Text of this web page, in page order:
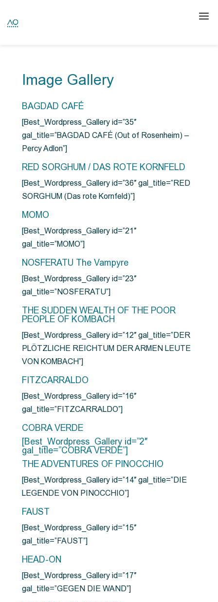
Image Gallery
BAGDAD CAFÉ
[Best_Wordpress_Gallery id=”35″
gal_title=”BAGDAD CAFÉ (Out of Rosenheim) –
Percy Adlon”]
RED SORGHUM / DAS ROTE KORNFELD
[Best_Wordpress_Gallery id=”36″ gal_title=”RED
SORGHUM (Das rote Kornfeld)”]
MOMO
[Best_Wordpress_Gallery id=”21″
gal_title=”MOMO”]
NOSFERATU The Vampyre
[Best_Wordpress_Gallery id=”23″
gal_title=”NOSFERATU”]
THE SUDDEN WEALTH OF THE POOR
PEOPLE OF KOMBACH
[Best_Wordpress_Gallery id=”12″ gal_title=”DER
PLÖTZLICHE REICHTUM DER ARMEN LEUTE
VON KOMBACH”]
FITZCARRALDO
[Best_Wordpress_Gallery id=”16″
gal_title=”FITZCARRALDO”]
COBRA VERDE
[Best_Wordpress_Gallery id=”2″
gal_title=”COBRA VERDE”]
THE ADVENTURES OF PINOCCHIO
[Best_Wordpress_Gallery id=”14″ gal_title=”DIE
LEGENDE VON PINOCCHIO”]
FAUST
[Best_Wordpress_Gallery id=”15″
gal_title=”FAUST”]
HEAD-ON
[Best_Wordpress_Gallery id=”17″
gal_title=”GEGEN DIE WAND”]